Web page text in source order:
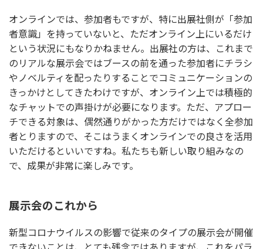
オンラインでは、参加者もですが、特に出展社側が「参加
者意識」を持っていないと、ただオンライン上にいるだけ
という状況にもなりかねません。出展社の方は、これまで
のリアルな展示会ではブースの前を通った参加者にチラシ
やノベルティを配ったりすることでコミュニケーションの
きっかけとしてきたわけですが、オンライン上では積極的
なチャットでの声掛けが必要になります。ただ、アプロー
チできる対象は、偶然通りがかった方だけではなく全参加
者とりますので、そこはうまくオンラインでの良さを活用
いただけるといいですね。私たちも新しい取り組みなの
で、成果が非常に楽しみです。
展示会のこれから
新型コロナウイルスの影響で従来のタイプの展示会が開催